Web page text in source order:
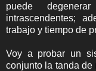
puede
intrascendentes;
trabajo y tiempo de
Voy a probar un
conjunto la tanda de